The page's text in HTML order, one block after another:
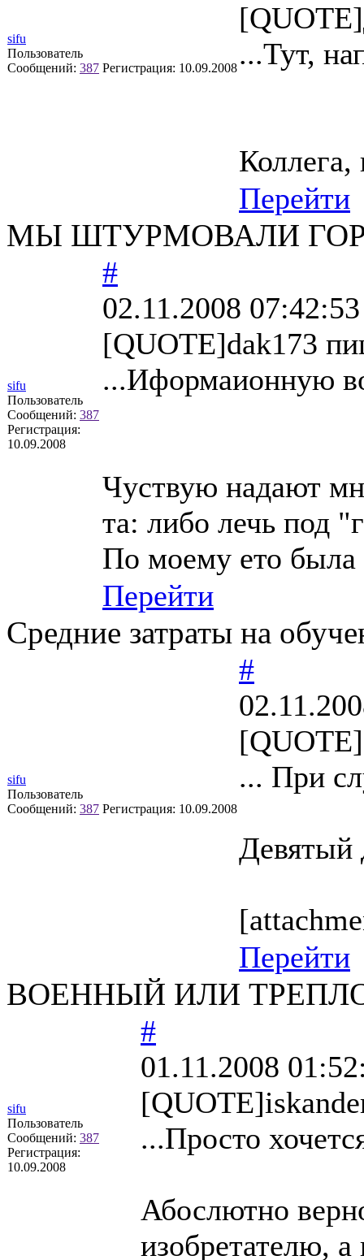
sifu
Пользователь
Сообщений: 387 Регистрация: 10.09.2008 ...Тут,
Коллега,
Перейти
МЫ ШТУРМОВАЛИ ГОРИ,
sifu
Пользователь
Сообщений: 387
Регистрация:
10.09.2008
#
02.11.2008 07:42:53
[QUOTE]dak173
...Иформаионную
Чуствую надают
та: либо лечь под
По моему ето была
Перейти
Средние затраты на
sifu
Пользователь
Сообщений: 387 Регистрация: 10.09.2008
#
... При
Девятый
Перейти
ВОЕННЫЙ ИЛИ
sifu
Пользователь
Сообщений: 387
Регистрация:
10.09.2008
#
01.11.2008
...Просто
Абослютно
изобретателю,